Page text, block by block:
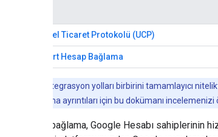
Evrensel Ticaret Protokolü (UCP)
Standart Hesap Bağlama
Bu entegrasyon yolları birbirini tamamlayıcı
OAuth uygulama ayrıntıları için bu dokümanı incelemenizi
Hesap bağlama, Google Hesabı sahiplerinin